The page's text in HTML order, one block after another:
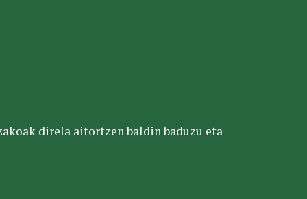
direla aitortzen baldin baduzu eta